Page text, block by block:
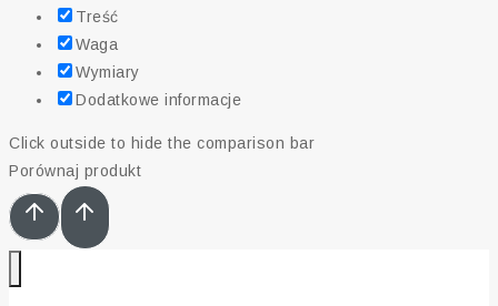
Treść
Waga
Wymiary
Dodatkowe informacje
Click outside to hide the comparison bar
Porównaj produkt